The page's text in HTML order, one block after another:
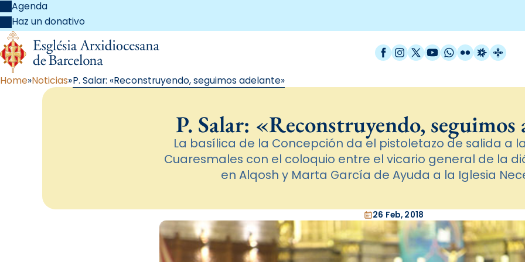
Agenda
Haz un donativo
Facebook
Instagram
X / Twitter
YouTube
WhatsApp
FlickrRadio
Home Noticias P. Salar: «Reconstruyendo, seguimos adelante»
P. Salar: «Reconstruyendo, seguimos
La basílica de la Concepción da el pistoletazo de salida a
Cuaresmales con el coloquio entre el vicario general de la
en Alqosh y Marta García de Ayuda a la Iglesia
26 Feb, 2018